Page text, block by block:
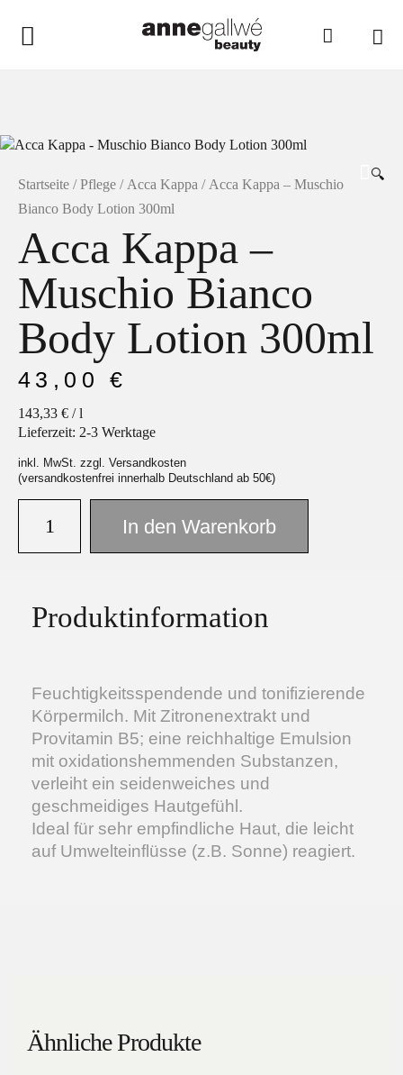
Shop
Düfte
Raumdüfte
weitere Marken im Ladenlokal
Marken
Kontakt
🔍
Startseite /Pflege / Acca Kappa / Acca Kappa – Muschio
Bianco Body Lotion 300ml
Acca Kappa –
Muschio Bianco
Body Lotion 300ml
43,00€
143,33 € /l
Lieferzeit: 2-3 Werktage
inkl. MwSt. zzgl. Versandkosten
(versandkostenfrei innerhalb Deutschland ab 50€)
In den Warenkorb
Produktinformation
Feuchtigkeitsspendende und tonifizierende
Körpermilch. Mit Zitronenextrakt und
Provitamin B5; eine reichhaltige Emulsion
mit oxidationshemmenden Substanzen,
verleiht ein seidenweiches und
geschmeidiges Hautgefühl.
Ideal für sehr empfindliche Haut, die leicht
auf Umwelteinflüsse (z.B. Sonne) reagiert.
Ähnliche Produkte